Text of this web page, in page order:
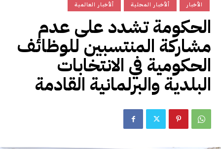
القرن
الأفريقي
ألأخبار العالمية ألأخبار المحلية الأخبار
الحكومة تشدد على عدم
مشاركة المنتسبين للوظائف
الحكومية في الانتخابات
البلدية والبرلمانية القادمة